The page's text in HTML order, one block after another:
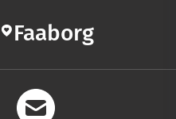
Faaborg